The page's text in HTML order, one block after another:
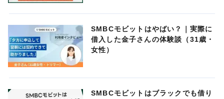
SMBCモビットはやばい？｜実際に
借入した金子さんの体験談（31歳・
女性）
SMBCモビットはブラックでも借り